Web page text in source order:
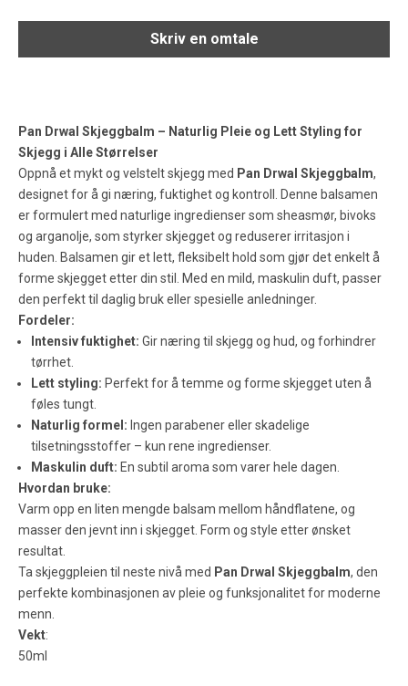
Skriv en omtale
Pan Drwal Skjeggbalm – Naturlig Pleie og Lett Styling for
Skjegg i Alle Størrelser
Oppnå et mykt og velstelt skjegg med Pan Drwal Skjeggbalm,
designet for å gi næring, fuktighet og kontroll. Denne balsamen
er formulert med naturlige ingredienser som sheasmør, bivoks
og arganolje, som styrker skjegget og reduserer irritasjon i
huden. Balsamen gir et lett, fleksibelt hold som gjør det enkelt å
forme skjegget etter din stil. Med en mild, maskulin duft, passer
den perfekt til daglig bruk eller spesielle anledninger.
Fordeler:
Intensiv fuktighet: Gir næring til skjegg og hud, og forhindrer
tørrhet.
Lett styling: Perfekt for å temme og forme skjegget uten å
føles tungt.
Naturlig formel: Ingen parabener eller skadelige
tilsetningsstoffer – kun rene ingredienser.
Maskulin duft: En subtil aroma som varer hele dagen.
Hvordan bruke:
Varm opp en liten mengde balsam mellom håndflatene, og
masser den jevnt inn i skjegget. Form og style etter ønsket
resultat.
Ta skjeggpleien til neste nivå med Pan Drwal Skjeggbalm, den
perfekte kombinasjonen av pleie og funksjonalitet for moderne
menn.
Vekt:
50ml